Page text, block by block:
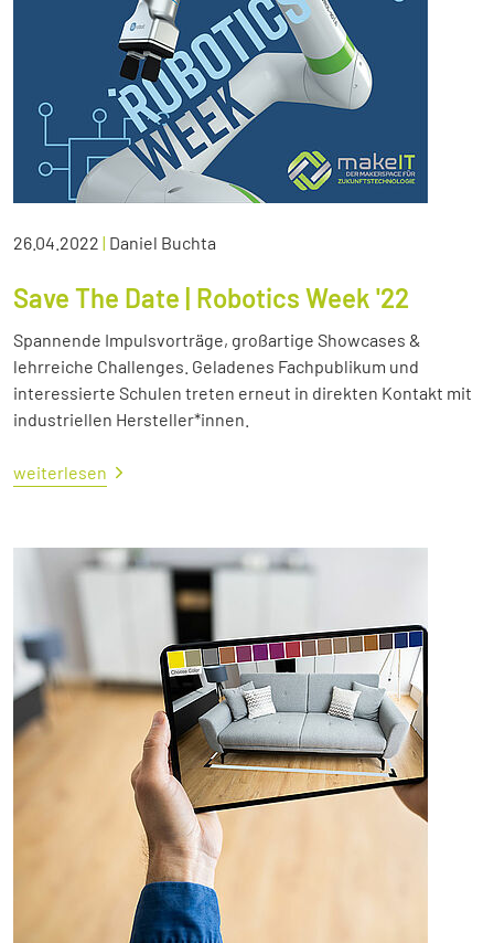
26.04.2022 | Daniel Buchta
Save The Date | Robotics Week '22
Spannende Impulsvorträge, großartige Showcases &
lehrreiche Challenges. Geladenes Fachpublikum und
interessierte Schulen treten erneut in direkten Kontakt mit
industriellen Hersteller*innen.
weiterlesen